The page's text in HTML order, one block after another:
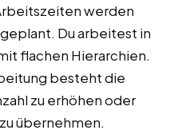
werden
Du arbeitest in
flachen Hierarchien.
besteht die
zu erhöhen oder
übernehmen.